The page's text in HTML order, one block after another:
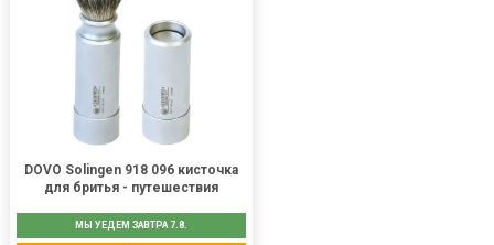
DOVO Solingen 918 096 кисточка
для бритья - путешествия
МЫ УЕДЕМ ЗАВТРА 7.8.